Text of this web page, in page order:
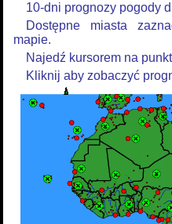
10-dni prognozy pogody
Dostępne miasta
mapie.
Najedź kursorem na
Kliknij aby zobaczyć